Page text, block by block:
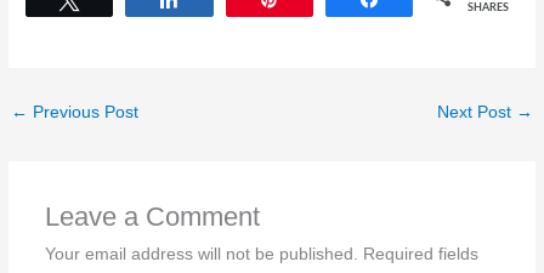
SHARES
← Previous Post Next Post →
Leave a Comment
Your email address will not be published.
Required fields